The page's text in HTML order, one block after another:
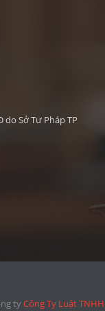
Sở Tư Pháp TP
tyCông Ty Luật TNHH